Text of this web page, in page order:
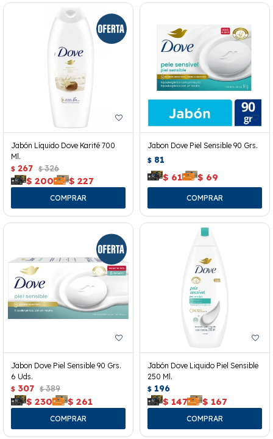
Jabón Líquido Dove Karité 700
Ml.
$ 267 $ 326
$ 200 $ 227
Jabon Dove Piel Sensible 90 Grs.
$ 81
$ 61 $ 69
Jabon Dove Piel Sensible 90 Grs.
6 Uds.
$ 307 $ 389
$ 230 $ 261
Jabón Dove Liquido Piel Sensible
250 Ml.
$ 196
$ 147 $ 167